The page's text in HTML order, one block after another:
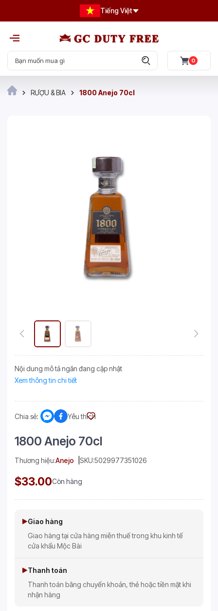
Tiếng Việt
0
RƯỢU & BIA 1800 Anejo 70cl
Nội dung mô tả ngắn đang cập nhật
Xem thông tin chi tiết
Chia sẻ: Yêu thích
1800 Anejo 70cl
Thương hiệu:Anejo SKU:5029977351026
$33.00Còn hàng
Giao hàng
Giao hàng tại cửa hàng miễn thuế trong khu kinh tế
cửa khẩu Mộc Bài
Thanh toán
Thanh toán bằng chuyển khoản, thẻ hoặc tiền mặt khi
nhận hàng